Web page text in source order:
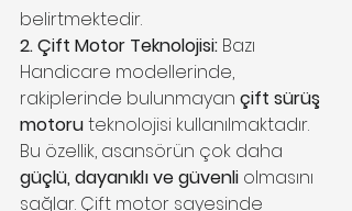
belirtmektedir.
2. Çift Motor Teknolojisi: Bazı
Handicare modellerinde,
rakiplerinde bulunmayan çift sürüş
motoru teknolojisi kullanılmaktadır.
Bu özellik, asansörün çok daha
güçlü, dayanıklı ve güvenli olmasını
sağlar. Çift motor sayesinde